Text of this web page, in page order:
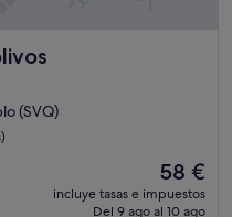
(SVQ)
El
precio
actual
58 €
incluye tasas e impuestos
Del 9 ago al 10 ago